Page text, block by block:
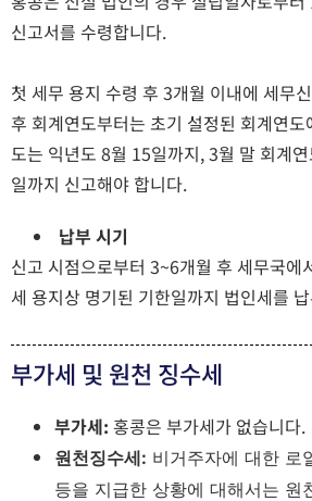
신고서를 수령합니다.
첫 세무 용지 수령 후 3개월 이내에 세무
후 회계연도부터는 초기 설정된 회계연
도는 익년도 8월 15일까지, 3월 말 회계
일까지 신고해야 합니다.
납부 시기
신고 시점으로부터 3~6개월 후 세무국에
세 용지상 명기된 기한일까지 법인세를
부가세 및 원천 징수세
부가세: 홍콩은 부가세가 없습니다.
원천징수세: 비거주자에 대한 로
등을 지급한 상황에 대해서는 원